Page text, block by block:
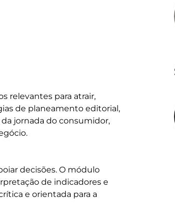
relevantes para atrair,
de planeamento editorial,
jornada do consumidor,
decisões. O módulo
de indicadores e
e orientada para a